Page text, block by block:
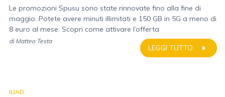
Le promozioni Spusu sono state rinnovate fino alla fine di
maggio. Potete avere minuti illimitati e 150 GB in 5G a meno di
8 euro al mese. Scopri come attivare l’offerta
LEGGI TUTTO
di Matteo Testa
ILIAD